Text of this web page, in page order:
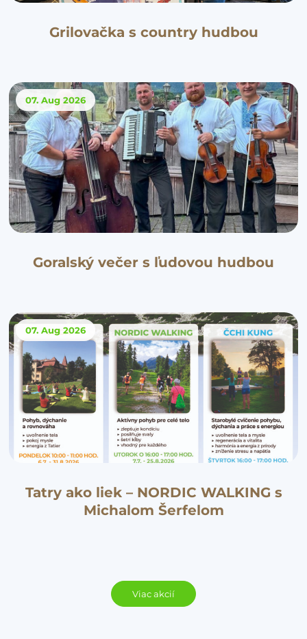
Grilovačka s country hudbou
07. Aug 2026
Goralský večer s ľudovou hudbou
07. Aug 2026
Tatry ako liek – NORDIC WALKING s
Michalom Šerfelom
Viac akcií